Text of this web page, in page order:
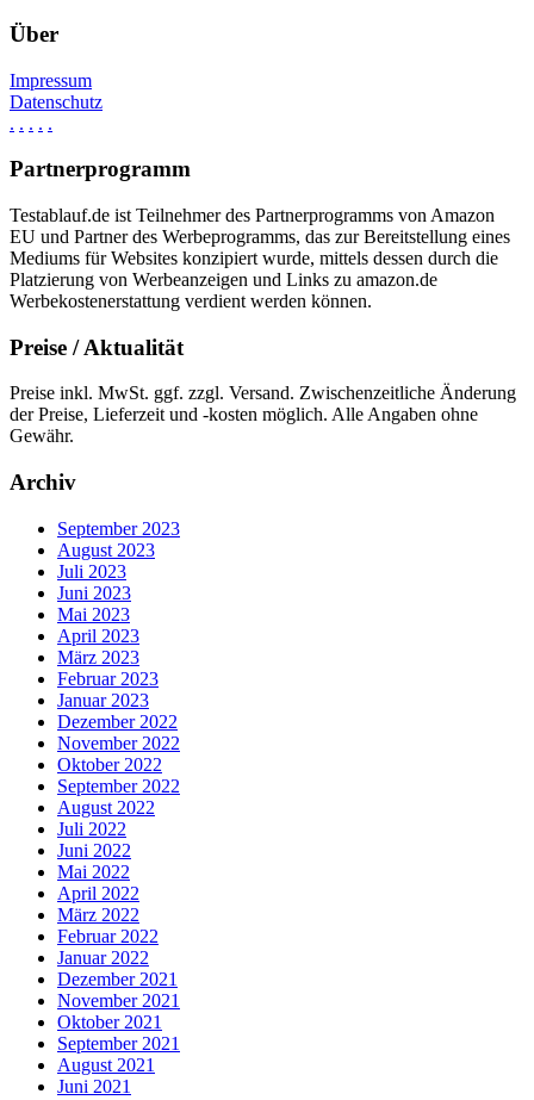
Über
Impressum
Datenschutz
. . . . .
Partnerprogramm
Testablauf.de ist Teilnehmer des Partnerprogramms von Amazon
EU und Partner des Werbeprogramms, das zur Bereitstellung eines
Mediums für Websites konzipiert wurde, mittels dessen durch die
Platzierung von Werbeanzeigen und Links zu amazon.de
Werbekostenerstattung verdient werden können.
Preise / Aktualität
Preise inkl. MwSt. ggf. zzgl. Versand. Zwischenzeitliche Änderung
der Preise, Lieferzeit und -kosten möglich. Alle Angaben ohne
Gewähr.
Archiv
September 2023
August 2023
Juli 2023
Juni 2023
Mai 2023
April 2023
März 2023
Februar 2023
Januar 2023
Dezember 2022
November 2022
Oktober 2022
September 2022
August 2022
Juli 2022
Juni 2022
Mai 2022
April 2022
März 2022
Februar 2022
Januar 2022
Dezember 2021
November 2021
Oktober 2021
September 2021
August 2021
Juni 2021